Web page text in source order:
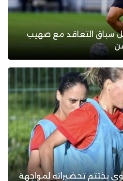
سباق التعاقد مع صهيب
يختتم تحضيراته لمواجهة